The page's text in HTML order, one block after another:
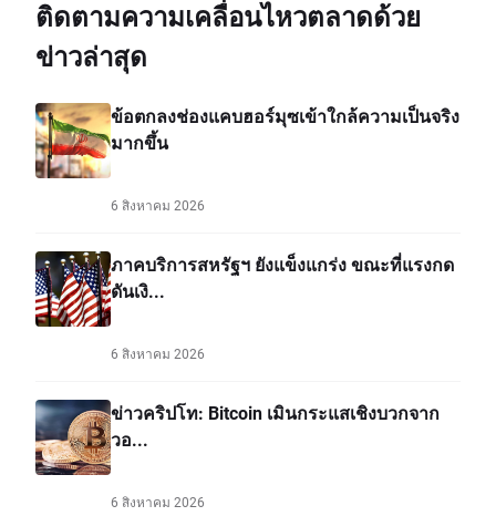
ติดตามความเคลื่อนไหวตลาดด้วย
ข่าวล่าสุด
ข้อตกลงช่องแคบฮอร์มุซเข้าใกล้ความเป็นจริง
มากขึ้น
6 สิงหาคม 2026
ภาคบริการสหรัฐฯ ยังแข็งแกร่ง ขณะที่แรงกด
ดันเงิ...
6 สิงหาคม 2026
ข่าวคริปโท: Bitcoin เมินกระแสเชิงบวกจาก
วอ...
6 สิงหาคม 2026